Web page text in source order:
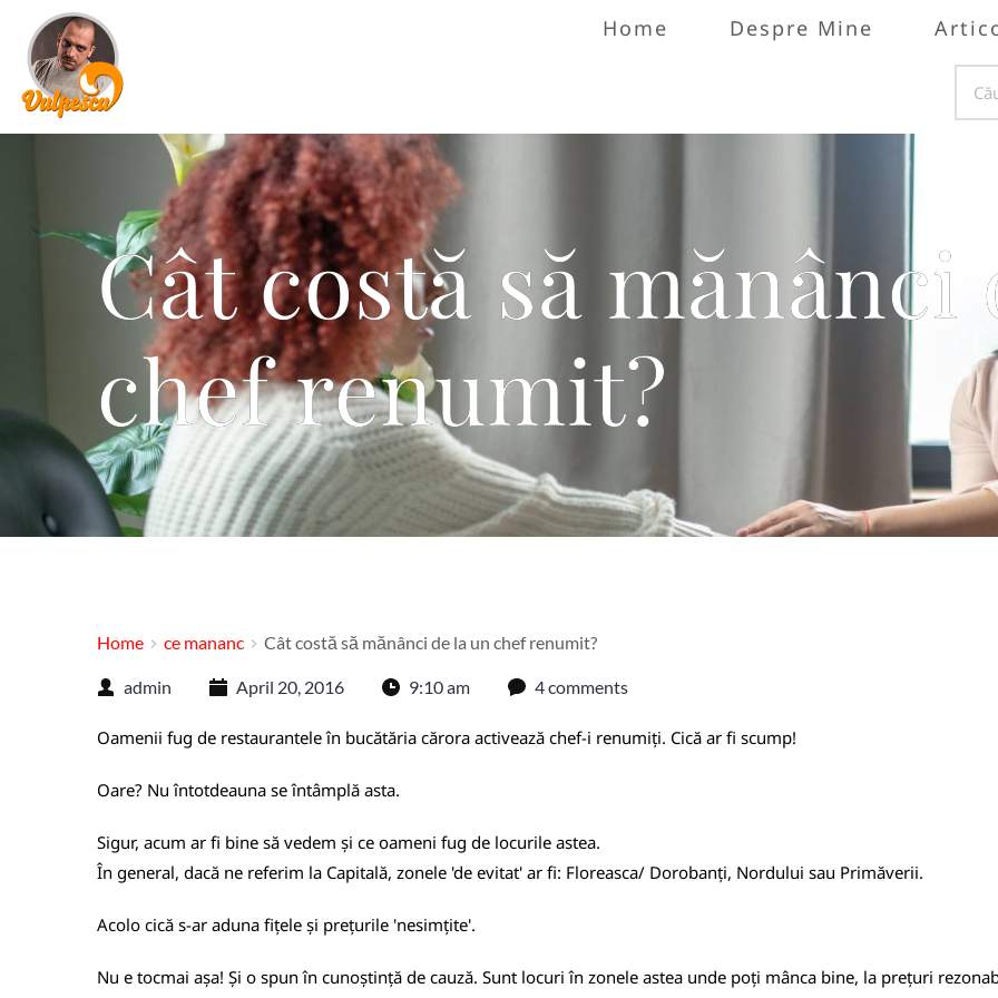
Home Despre Mine
Cât costă să mănânci
chef renumit?
Home ce mananc Cât costă să mănânci de la un chef renumit?
admin April 20, 2016 9:10 am 4 comments
Oamenii fug de restaurantele în bucătăria cărora activează chef-i renumiți. Cică ar fi scump!
Oare? Nu întotdeauna se întâmplă asta.
Sigur, acum ar fi bine să vedem și ce oameni fug de locurile astea.
În general, dacă ne referim la Capitală, zonele 'de evitat' ar fi: Floreasca/ Dorobanți, Nordului sau Primăverii.
Acolo cică s-ar aduna fițele și prețurile 'nesimțite'.
Nu e tocmai așa! Și o spun în cunoștință de cauză. Sunt locuri în zonele astea unde poți mânca bine, la prețuri